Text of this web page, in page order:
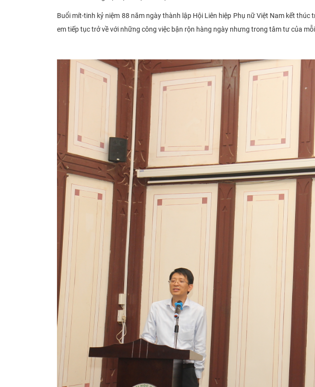
Buổi mít-tinh kỷ niệm 88 năm ngày thành lập Hội Liên hiệp Phụ nữ Việt Nam kết
em tiếp tục trở về với những công việc bận rộn hàng ngày nhưng trong tâm tư của